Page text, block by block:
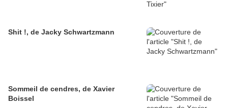
Shit !, de Jacky Schwartzmann
Sommeil de cendres, de Xavier
Boissel